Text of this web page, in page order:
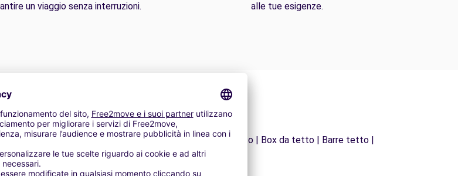
un viaggio senza interruzioni.
alle tue esigenze.
biciclette | Alzatina Auto | Cross border fee | Kit trasloco | Box da tetto | Barre tetto |
| Catene da neve